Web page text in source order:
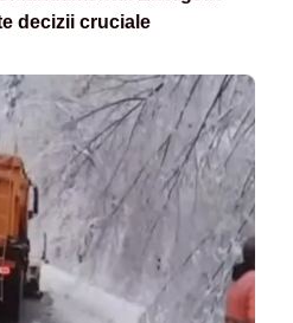
decizii cruciale